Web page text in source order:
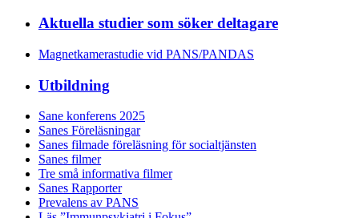
Aktuella studier som söker deltagare
Magnetkamerastudie vid PANS/PANDAS
Utbildning
Sane konferens 2025
Sanes Föreläsningar
Sanes filmade föreläsning för socialtjänsten
Sanes filmer
Tre små informativa filmer
Sanes Rapporter
Prevalens av PANS